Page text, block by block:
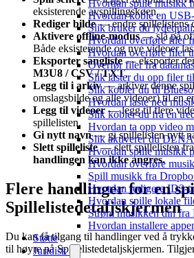
Hvordan spille musikk
Hvordan koble en
Slik bruker du
Hvordan overføre filer
Hvordan overføre filer
Overfør filer fra
Slik laster du opp filer
Slik kobler du til
Hvordan laste ned
Slik kobler du fra en
Hvordan ta opp video
Slik aktiverer du DLNA
Hvordan spille musikk
Hvordan overføre
Spill musikk fra
Hvordan redigere ID3-
Hvordan spille lokale
Strøm musikken din
Hvordan installere
Støtte
Juridisk
eksisterende avspillingskøen.
Rediger bilde— endre spillelistens
Aktivere offline-modus— slå på
Både eksisterende og nye videoer
Eksporter sangliste— eksporter
M3U8 / CSV / TXT.
Legg til i arkiv— arkiver denne
omslagsbilde og alle videoer) til en
Legg til videoer— legg til flere
spillelisten.
Gi nytt navn— gi spillelisten nytt
Slett spilleliste— slett spillelisten
handlingen kan ikke angres.
Flere handlinger for en
Spillelistedetaljskjermen
Du kan få tilgang til handlinger ved å
til høyre på Spillelistedetaljskjermen.